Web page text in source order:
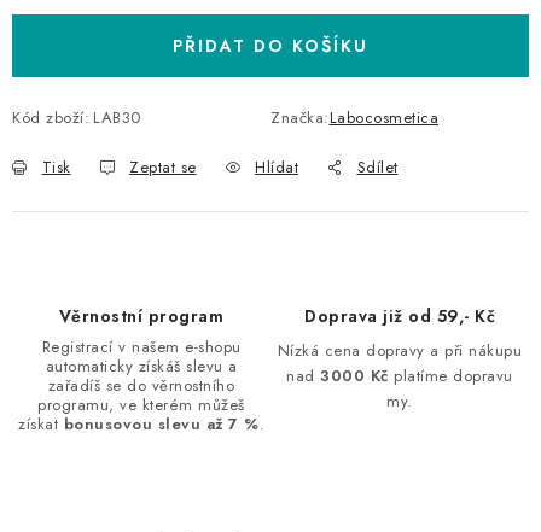
PŘIDAT DO KOŠÍKU
Kód zboží: LAB30 Značka:Labocosmetica
Tisk Zeptat se Hlídat Sdílet
Věrnostní program
Registrací v našem e-shopu
automaticky získáš slevu a
zařadíš se do věrnostního
programu, ve kterém můžeš
získat bonusovou slevu až 7 %.
Doprava již od 59,- Kč
Nízká cena dopravy a při nákupu
nad3000 Kč platíme dopravu
my.